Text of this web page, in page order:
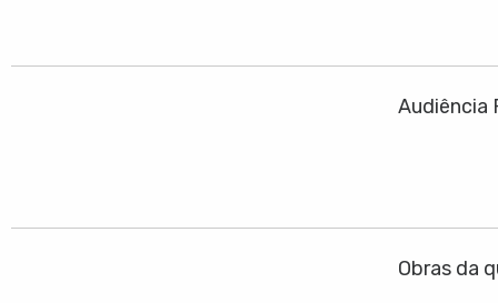
Audiência
Obras da